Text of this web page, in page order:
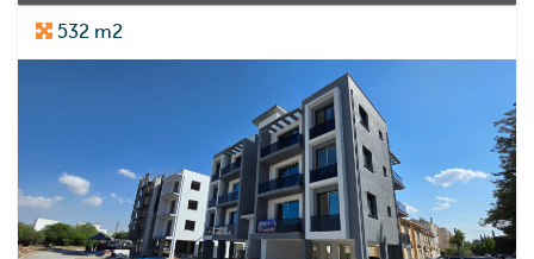
532 m2